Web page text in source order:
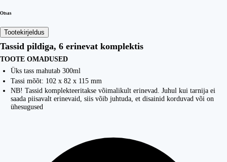
Otsas
Tootekirjeldus
Tassid pildiga, 6 erinevat komplektis
TOOTE OMADUSED
Üks tass mahutab 300ml
Tassi mõõt: 102 x 82 x 115 mm
NB! Tassid komplekteeritakse võimalikult erinevad. Juhul kui tarnija ei
saada piisavalt erinevaid, siis võib juhtuda, et disainid korduvad või on
ühesugused